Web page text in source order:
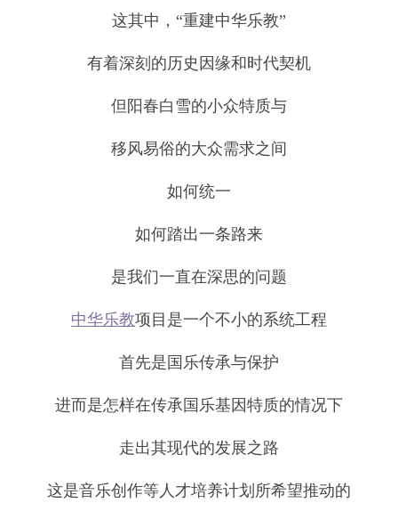
这其中，“重建中华乐教”
有着深刻的历史因缘和时代契机
但阳春白雪的小众特质与
移风易俗的大众需求之间
如何统一
如何踏出一条路来
是我们一直在深思的问题
中华乐教项目是一个不小的系统工程
首先是国乐传承与保护
进而是怎样在传承国乐基因特质的情况下
走出其现代的发展之路
这是音乐创作等人才培养计划所希望推动的